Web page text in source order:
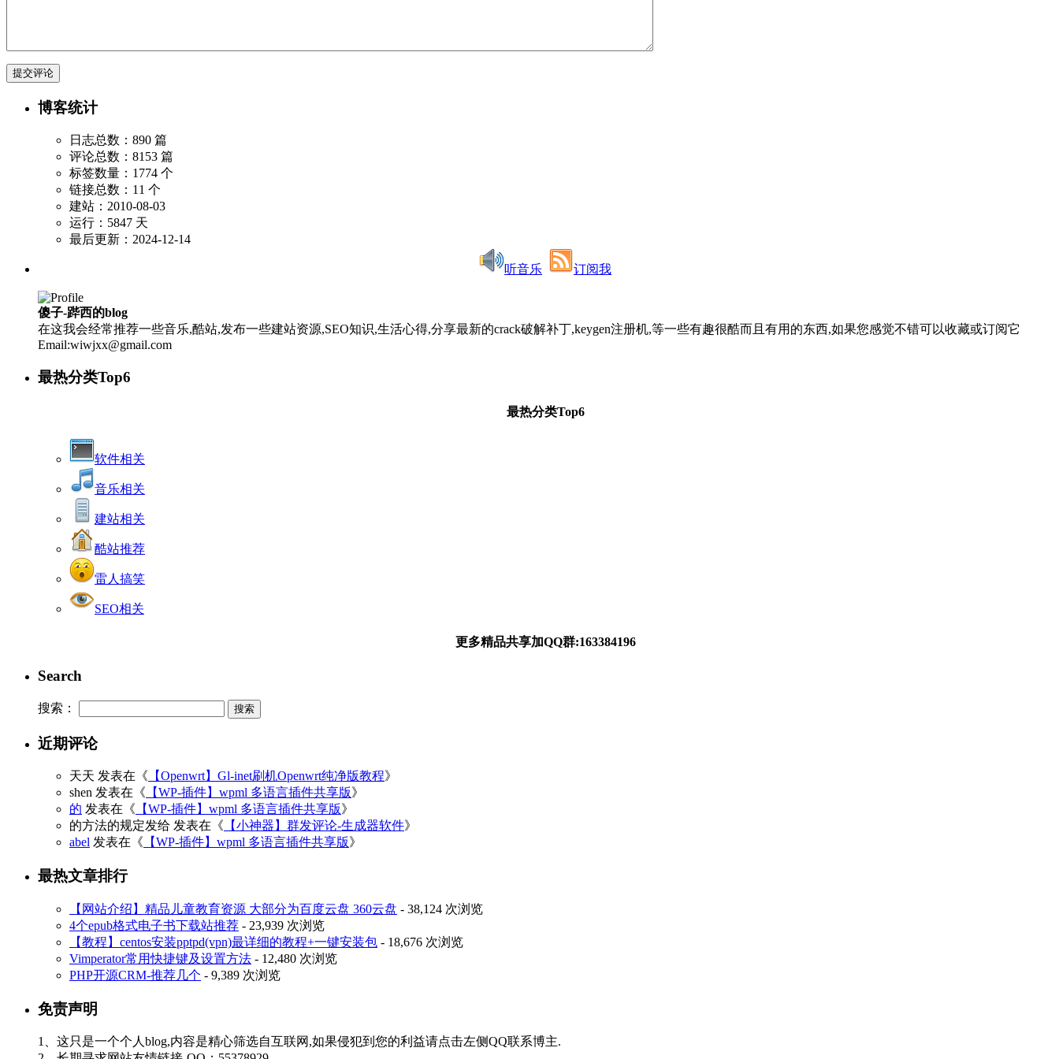
博客统计
日志总数：890 篇
评论总数：8153 篇
标签数量：1774 个
链接总数：11 个
建站：2010-08-03
运行：5847 天
最后更新：2024-12-14
听音乐 订阅我
傻子-跸西的blog
在这我会经常推荐一些音乐,酷站,发布一些建站资源,SEO知识,生活心得,分享最新的crack破解补丁,keygen注册机,等一些有趣很酷而且有用的东西,如果您感觉不错可以收藏或订阅它
Email:wiwjxx@gmail.com
最热分类Top6
最热分类Top6
软件相关
音乐相关
建站相关
酷站推荐
雷人搞笑
SEO相关
更多精品共享加QQ群:163384196
Search
搜索：
近期评论
天天 发表在《 【Openwrt】Gl-inet刷机Openwrt纯净版教程》
shen 发表在《 【WP-插件】wpml 多语言插件共享版》
的 发表在《 【WP-插件】wpml 多语言插件共享版》
的方法的规定发给 发表在《 【小神器】群发评论-生成器软件》
abel 发表在《 【WP-插件】wpml 多语言插件共享版》
最热文章排行
【网站介绍】精品儿童教育资源 大部分为百度云盘 360云盘 - 38,124 次浏览
4个epub格式电子书下载站推荐 - 23,939 次浏览
【教程】centos安装pptpd(vpn)最详细的教程+一键安装包 - 18,676 次浏览
Vimperator常用快捷键及设置方法 - 12,480 次浏览
PHP开源CRM-推荐几个 - 9,389 次浏览
免责声明
1、这只是一个个人blog,内容是精心筛选自互联网,如果侵犯到您的利益请点击左侧QQ联系博主.